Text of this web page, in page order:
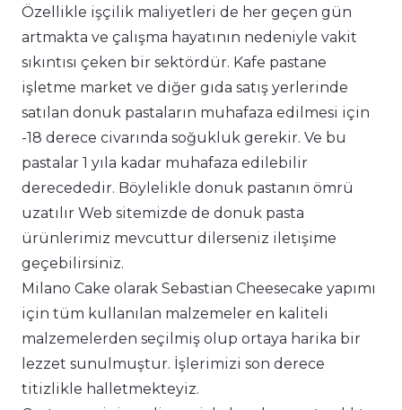
Özellikle işçilik maliyetleri de her geçen gün
artmakta ve çalışma hayatının nedeniyle vakit
sıkıntısı çeken bir sektördür. Kafe pastane
işletme market ve diğer gıda satış yerlerinde
satılan donuk pastaların muhafaza edilmesi için
-18 derece civarında soğukluk gerekir. Ve bu
pastalar 1 yıla kadar muhafaza edilebilir
derecededir. Böylelikle donuk pastanın ömrü
uzatılır Web sitemizde de donuk pasta
ürünlerimiz mevcuttur dilerseniz iletişime
geçebilirsiniz.
Milano Cake olarak Sebastian Cheesecake yapımı
için tüm kullanılan malzemeler en kaliteli
malzemelerden seçilmiş olup ortaya harika bir
lezzet sunulmuştur. İşlerimizi son derece
titizlikle halletmekteyiz.